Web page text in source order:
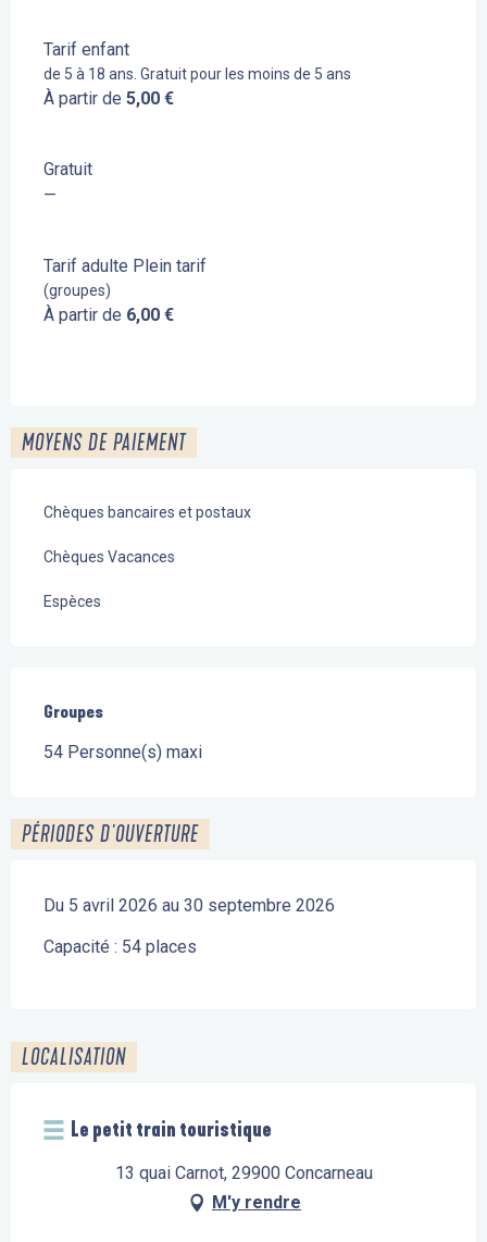
Tarif enfant
de 5 à 18 ans. Gratuit pour les moins de 5 ans
À partir de 5,00 €
Gratuit
—
Tarif adulte Plein tarif
(groupes)
À partir de 6,00 €
MOYENS DE PAIEMENT
Chèques bancaires et postaux
Chèques Vacances
Espèces
Groupes
Groupes
54 Personne(s) maxi
PÉRIODES D'OUVERTURE
Du 5 avril 2026 au 30 septembre 2026
Capacité : 54 places
LOCALISATION
Le petit train touristique
13 quai Carnot, 29900 Concarneau
M'y rendre